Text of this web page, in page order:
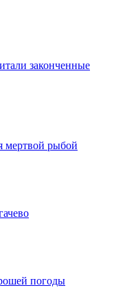
законченные
мертвой рыбой
погоды